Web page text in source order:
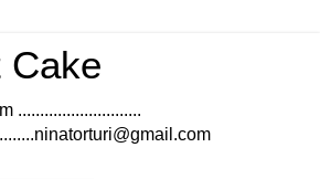
Cake
............................